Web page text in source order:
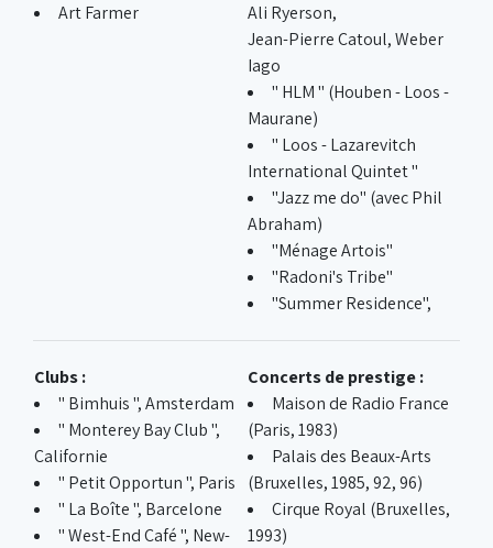
Art Farmer
Ali Ryerson,
Jean-Pierre Catoul, Weber
Iago
" HLM " (Houben - Loos -
Maurane)
" Loos - Lazarevitch
International Quintet "
"Jazz me do" (avec Phil
Abraham)
"Ménage Artois"
"Radoni's Tribe"
"Summer Residence",
Clubs :
" Bimhuis ", Amsterdam
" Monterey Bay Club ",
Californie
" Petit Opportun ", Paris
" La Boîte ", Barcelone
" West-End Café ", New-
Concerts de prestige :
Maison de Radio France
(Paris, 1983)
Palais des Beaux-Arts
(Bruxelles, 1985, 92, 96)
Cirque Royal (Bruxelles,
1993)